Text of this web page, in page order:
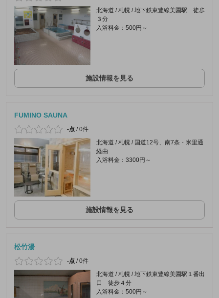
北海道 / 札幌 / 地下鉄東豊線美園駅 徒歩
３分
入浴料金：500円～
施設情報を見る
FUMINO SAUNA
-点 /0件
北海道 / 札幌 / 国道12号、南7条・米里通
経由
入浴料金：3300円～
施設情報を見る
松竹湯
-点 /0件
北海道 / 札幌 / 地下鉄東豊線美園駅１番出
口 徒歩４分
入浴料金：500円～